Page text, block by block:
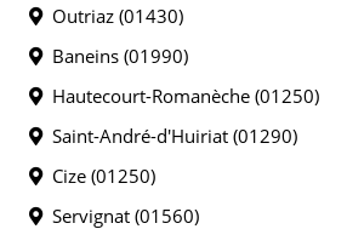
Outriaz (01430)
Baneins (01990)
Hautecourt-Romanèche (01250)
Saint-André-d'Huiriat (01290)
Cize (01250)
Servignat (01560)